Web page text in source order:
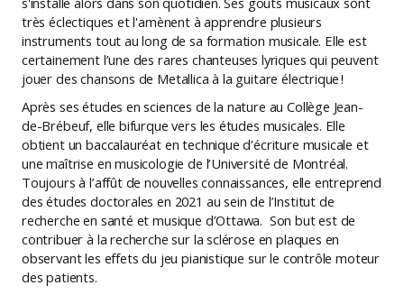
très éclectiques et l'amènent à apprendre plusieurs
instruments tout au long de sa formation musicale. Elle est
certainement l’une des rares chanteuses lyriques qui peuvent
jouer des chansons de Metallica à la guitare électrique !
Après ses études en sciences de la nature au Collège Jean-
de-Brébeuf, elle bifurque vers les études musicales. Elle
obtient un baccalauréat en technique d’écriture musicale et
une maîtrise en musicologie de l’Université de Montréal.
Toujours à l’affût de nouvelles connaissances, elle entreprend
des études doctorales en 2021 au sein de l’Institut de
recherche en santé et musique d’Ottawa. Son but est de
contribuer à la recherche sur la sclérose en plaques en
observant les effets du jeu pianistique sur le contrôle moteur
des patients.